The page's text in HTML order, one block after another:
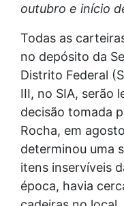
outubro e início
Todas as
no depósito da
Distrito Federal
III, no SIA, serão
decisão tomada
Rocha, em
determinou uma
itens inservíveis
época, havia